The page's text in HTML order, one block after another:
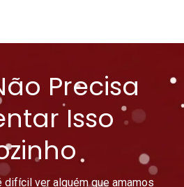
Precisa
Isso
difícil ver alguém que amamos